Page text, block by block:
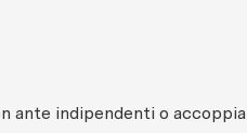
ante indipendenti o